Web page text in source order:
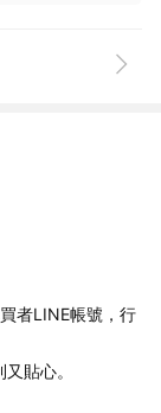
者LINE帳號，行
貼心。